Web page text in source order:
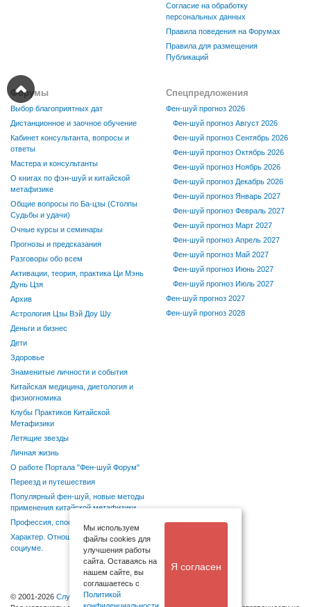
Согласие на обработку
персональных данных
Правила поведения на Форумах
Правила для размещения
Публикаций
Форумы
Выбор благоприятных дат
Дистанционное и заочное обучение
Кабинет консультанта, вопросы и
ответы
Мастера и консультанты
О книгах по фэн-шуй и китайской
метафизике
Общие вопросы по Ба-цзы (Столпы
Судьбы и удачи)
Очные курсы и семинары
Прогнозы и предсказания
Разговоры обо всем
Активации, теория, практика Ци Мэнь
Дунь Цзя
Архив
Астрология Цзы Вэй Доу Шу
Деньги и бизнес
Дети
Здоровье
Знаменитые личности и события
Китайская медицина, диетология и
физиогномика
Клубы Практиков Китайской
Метафизики
Летящие звезды
Личная жизнь
О работе Портала "Фен-шуй Форум"
Переезд и путешествия
Популярный фен-шуй, новые методы
применения китайской метафизики
Профессия, способности, хобби
Характер. Отношения в семье и
социуме.
Спецпредложения
Фен-шуй прогноз 2026
Фен-шуй прогноз Август 2026
Фен-шуй прогноз Сентябрь 2026
Фен-шуй прогноз Октябрь 2026
Фен-шуй прогноз Ноябрь 2026
Фен-шуй прогноз Декабрь 2026
Фен-шуй прогноз Январь 2027
Фен-шуй прогноз Февраль 2027
Фен-шуй прогноз Март 2027
Фен-шуй прогноз Апрель 2027
Фен-шуй прогноз Май 2027
Фен-шуй прогноз Июнь 2027
Фен-шуй прогноз Июль 2027
Фен-шуй прогноз 2027
Фен-шуй прогноз 2028
© 2001-2026 Служба поддержки
Мы используем
файлы cookies для
улучшения работы
сайта. Оставаясь на
нашем сайте, вы
соглашаетесь с
Политикой
Я согласен